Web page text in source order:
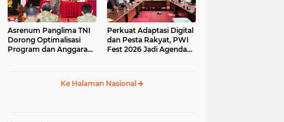
Asrenum Panglima TNI
Dorong Optimalisasi
Program dan Anggaran
Perkuat Adaptasi Digital
dan Pesta Rakyat, PWI
Fest 2026 Jadi Agenda
Ke Halaman Nasional